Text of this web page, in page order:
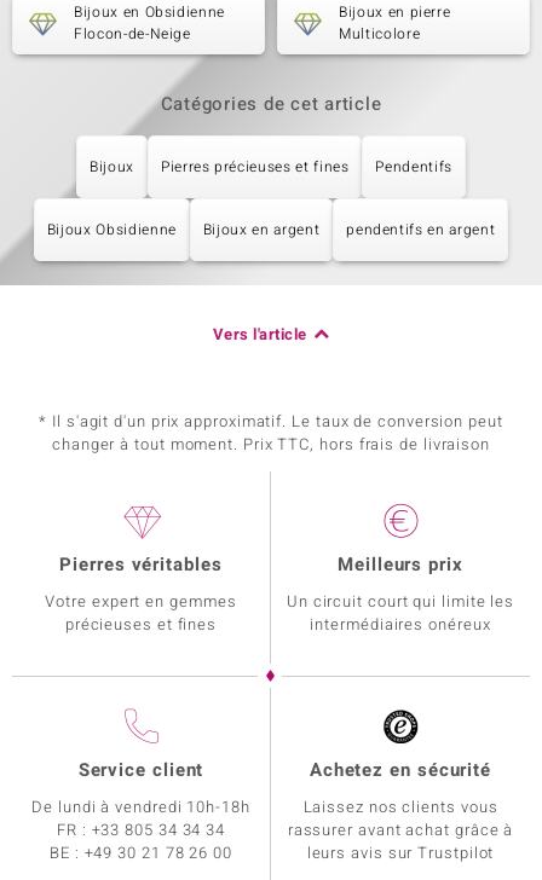
Bijoux en Obsidienne
Flocon-de-Neige
Bijoux en pierre
Multicolore
Catégories de cet article
Bijoux Pierres précieuses et fines Pendentifs
Bijoux Obsidienne Bijoux en argent pendentifs en argent
Vers l'article
* Il s'agit d'un prix approximatif. Le taux de conversion peut
changer à tout moment. Prix TTC, hors frais de livraison
Pierres véritables
Votre expert en gemmes
précieuses et fines
Meilleurs prix
Un circuit court qui limite les
intermédiaires onéreux
Service client
De lundi à vendredi 10h-18h
FR : +33 805 34 34 34
BE : +49 30 21 78 26 00
Achetez en sécurité
Laissez nos clients vous
rassurer avant achat grâce à
leurs avis sur Trustpilot